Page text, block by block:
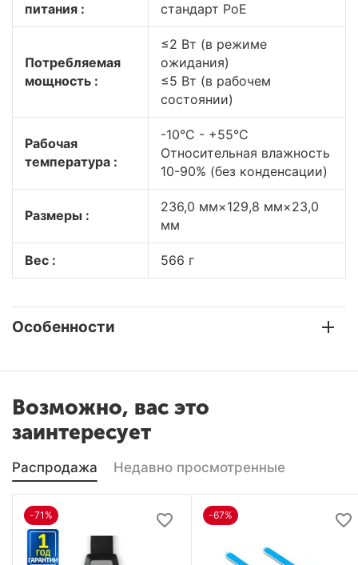
питания :
стандарт PoE
Потребляемая
мощность :
≤2 Вт (в режиме
ожидания)
≤5 Вт (в рабочем
состоянии)
Рабочая
температура :
-10°C - +55°C
Относительная влажность
10-90% (без конденсации)
Размеры :
236,0 мм×129,8 мм×23,0
мм
Вес : 566 г
Особенности
Возможно, вас это
заинтересует
Распродажа Недавно просмотренные
-71% -67%